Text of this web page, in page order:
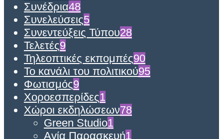
Συνέδρια48
Συνελεύσεις5
Συνεντεύξεις Τύπου28
Τελετές9
Τηλεοπτικές εκπομπές90
Το κανάλι του πολιτικού95
Φωτισμός9
Χοροεσπερίδες1
Χώροι εκδηλώσεων78
Green Studio1
Αγία Παρασκευή1